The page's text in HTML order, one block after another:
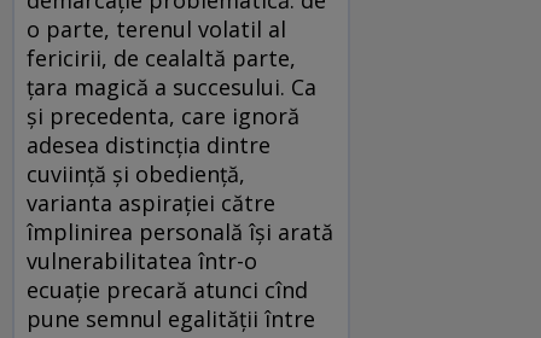
o parte, terenul volatil al
fericirii, de cealaltă parte,
țara magică a succesului. Ca
și precedenta, care ignoră
adesea distincția dintre
cuviință și obediență,
varianta aspirației către
împlinirea personală își arată
vulnerabilitatea într-o
ecuație precară atunci cînd
pune semnul egalității între